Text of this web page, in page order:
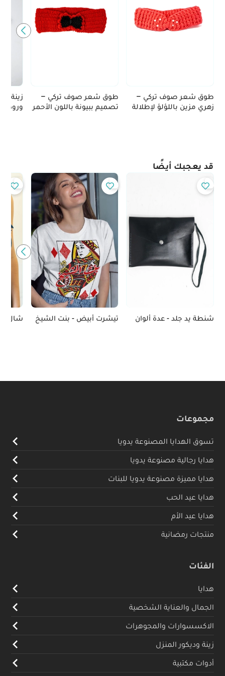
طوق شعر صوف تركي –
زهري مزين باللؤلؤ لإطلالة
طوق شعر صوف تركي –
تصميم ببيونة باللون الأحمر
زينة
ورود
قد يعجبك أيضًا
شنطة يد جلد - عدة ألوان تيشرت أبيض - بنت الشيخ شال -
مجموعات
تسوق الهدايا المصنوعة يدويا
هدايا رجالية مصنوعة يدويا
هدايا مميزة مصنوعة يدويا للبنات
هدايا عيد الحب
هدايا عيد الأم
منتجات رمضانية
الفئات
هدايا
الجمال والعناية الشخصية
الاكسسوارات والمجوهرات
زينة وديكور المنزل
أدوات مكتبية